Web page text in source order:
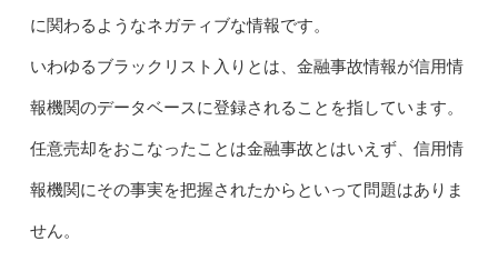
に関わるようなネガティブな情報です。
いわゆるブラックリスト入りとは、金融事故情報が信用情
報機関のデータベースに登録されることを指しています。
任意売却をおこなったことは金融事故とはいえず、信用情
報機関にその事実を把握されたからといって問題はありま
せん。